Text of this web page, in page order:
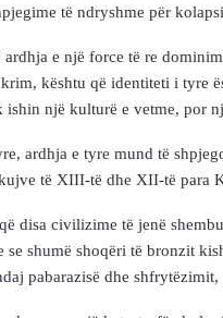
të ndryshme për
e një force të re
kështu që identiteti i tyre
një kulturë e vetme, por
ardhja e tyre mund të
të XIII-të dhe XII-të para
disa civilizime të jenë
se shumë shoqëri të bronzit
pabarazisë dhe